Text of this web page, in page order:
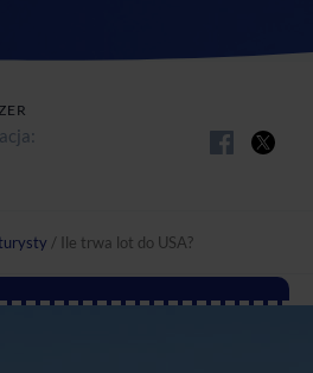
/ Ile trwa lot do USA?